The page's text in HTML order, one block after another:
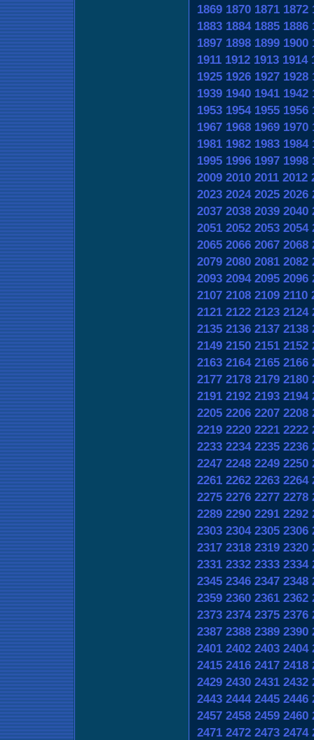
1869 1870 1871 1872
1883 1884 1885 1886
1897 1898 1899 1900
1911 1912 1913 1914
1925 1926 1927 1928
1939 1940 1941 1942
1953 1954 1955 1956
1967 1968 1969 1970
1981 1982 1983 1984
1995 1996 1997 1998
2009 2010 2011 2012
2023 2024 2025 2026
2037 2038 2039 2040
2051 2052 2053 2054
2065 2066 2067 2068
2079 2080 2081 2082
2093 2094 2095 2096
2107 2108 2109 2110
2121 2122 2123 2124
2135 2136 2137 2138
2149 2150 2151 2152
2163 2164 2165 2166
2177 2178 2179 2180
2191 2192 2193 2194
2205 2206 2207 2208
2219 2220 2221 2222
2233 2234 2235 2236
2247 2248 2249 2250
2261 2262 2263 2264
2275 2276 2277 2278
2289 2290 2291 2292
2303 2304 2305 2306
2317 2318 2319 2320
2331 2332 2333 2334
2345 2346 2347 2348
2359 2360 2361 2362
2373 2374 2375 2376
2387 2388 2389 2390
2401 2402 2403 2404
2415 2416 2417 2418
2429 2430 2431 2432
2443 2444 2445 2446
2457 2458 2459 2460
2471 2472 2473 2474